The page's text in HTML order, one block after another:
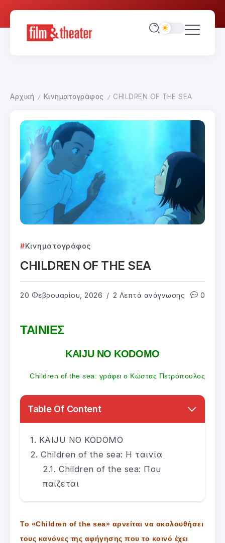
Αρχική / Κινηματογράφος / CHILDREN OF THE SEA
Κινηματογράφος
CHILDREN OF THE SEA
20 Φεβρουαρίου, 2026 2 Λεπτά ανάγνωσης 0
ΤΑΙΝΙΕΣ
KAIJU NO KODOMO
Children of the sea: γράφει ο Κώστας Πετρόπουλος
Table Of Content
KAIJU NO KODOMO
Children of the sea: Η ταινία
Children of the sea: Που
παίζεται
Το «Children of the sea» αρνείται να ακολουθήσει
τους κανόνες της αφήγησης που το κοινό έχει